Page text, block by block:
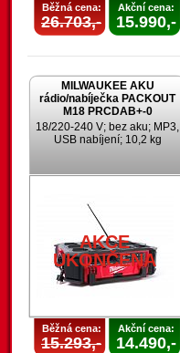
Běžná cena:
26.703,-
Akční cena:
15.990,-
MILWAUKEE AKU
rádio/nabíječka PACKOUT
M18 PRCDAB+-0
18/220-240 V; bez aku; MP3,
USB nabíjení; 10,2 kg
AKCE
UKONČENA
Běžná cena:
15.293,-
Akční cena:
14.490,-